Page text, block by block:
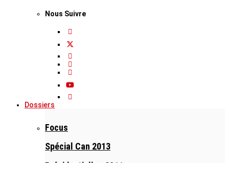
Nous Suivre
Dossiers
Focus
Spécial Can 2013
Présidentielles 2011